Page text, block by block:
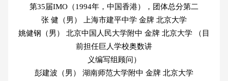
第35届IMO（1994年，中国香港），团体总分第二
张 健（男） 上海市建平中学 金牌 北京大学
姚健钢（男） 北京中国人民大学附中 金牌 北京大学 （目
前担任巨人学校奥数讲
义编写组顾问）
彭建波（男） 湖南师范大学附中 金牌 北京大学